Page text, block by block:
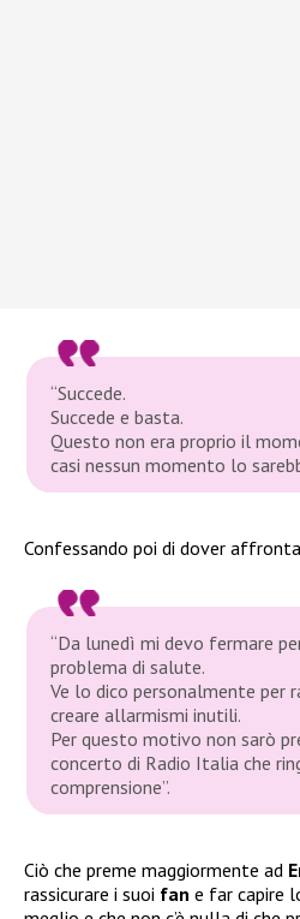
“Succede.
Succede e basta.
Questo non era proprio il
casi nessun momento lo
Confessando poi di dover
“Da lunedì mi devo fermare
problema di salute.
Ve lo dico personalmente per
creare allarmismi inutili.
Per questo motivo non sarò
concerto di Radio Italia che
comprensione”.
Ciò che preme maggiormente ad
rassicurare i suoi fan e far capire